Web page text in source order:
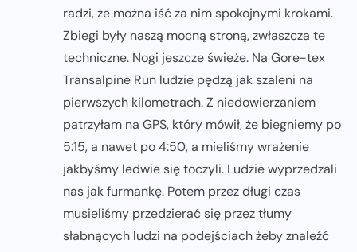
radzi, że można iść za nim spokojnymi krokami.
Zbiegi były naszą mocną stroną, zwłaszcza te
techniczne. Nogi jeszcze świeże. Na Gore-tex
Transalpine Run ludzie pędzą jak szaleni na
pierwszych kilometrach. Z niedowierzaniem
patrzyłam na GPS, który mówił, że biegniemy po
5:15, a nawet po 4:50, a mieliśmy wrażenie
jakbyśmy ledwie się toczyli. Ludzie wyprzedzali
nas jak furmankę. Potem przez długi czas
musieliśmy przedzierać się przez tłumy
słabnących ludzi na podejściach żeby znaleźć